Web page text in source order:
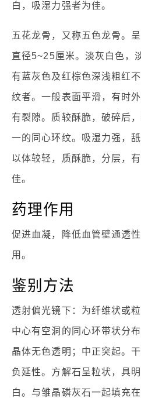
白，吸湿力强者为佳。
五花龙骨，又称五色龙骨。
直径5~25厘米。淡灰白色，
有蓝灰色及红棕色深浅粗红
纹者。一般表面平滑，有时
有裂隙。质较酥脆，破碎后
一的同心环纹。吸湿力强，
以体较轻，质酥脆，分层，
佳。
药理作用
促进血凝，降低血管壁通透
用。
鉴别方法
透射偏光镜下：为纤维状或
中心有空洞的同心环带状分
晶体无色透明；中正突起。
负延性。方解石呈粒状，具
白。与雏晶磷灰石一起填充